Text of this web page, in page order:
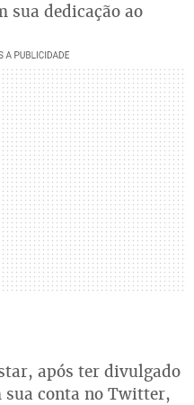
sua dedicação ao
após ter divulgado
sua conta no Twitter,